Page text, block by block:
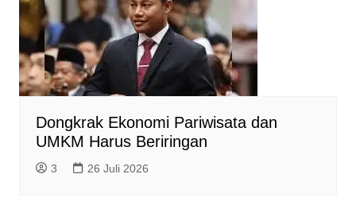
Dongkrak Ekonomi Pariwisata dan
UMKM Harus Beriringan
3 26 Juli 2026